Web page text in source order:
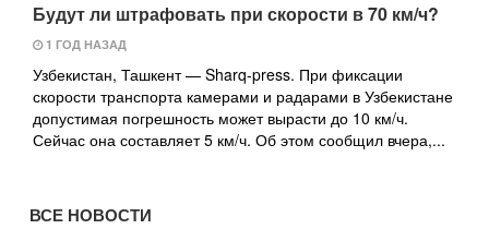
Будут ли штрафовать при скорости в 70 км/ч?
1 ГОД НАЗАД
Узбекистан, Ташкент — Sharq-press. При фиксации
скорости транспорта камерами и радарами в Узбекистане
допустимая погрешность может вырасти до 10 км/ч.
Сейчас она составляет 5 км/ч. Об этом сообщил вчера,...
ВСЕ НОВОСТИ